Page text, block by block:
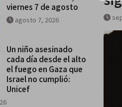
alto el fuego en Gaza que
cumplió: Unicef
viernes 7 de agosto
agosto 7, 2026
Un niño asesinado
cada día desde el alto
el fuego en Gaza que
Israel no cumplió:
Unicef